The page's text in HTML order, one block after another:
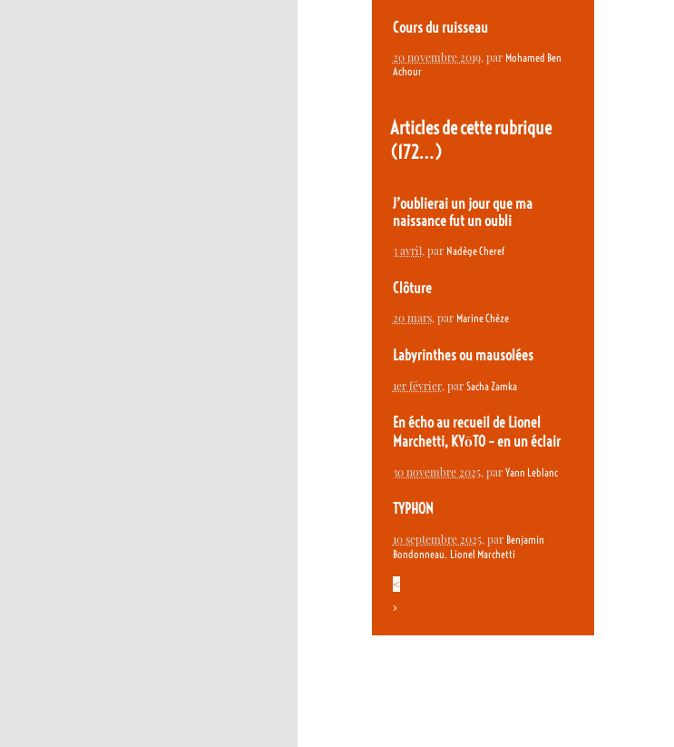
Cours du ruisseau
20 novembre 2019, par Mohamed Ben
Achour
Articles de cette rubrique
(172…)
J’oublierai un jour que ma
naissance fut un oubli
3 avril, par Nadège Cheref
Clôture
20 mars, par Marine Chèze
Labyrinthes ou mausolées
1er février, par Sacha Zamka
En écho au recueil de Lionel
Marchetti, KYōTO – en un éclair
30 novembre 2025, par Yann Leblanc
TYPHON
10 septembre 2025, par Benjamin
Bondonneau, Lionel Marchetti
<
>